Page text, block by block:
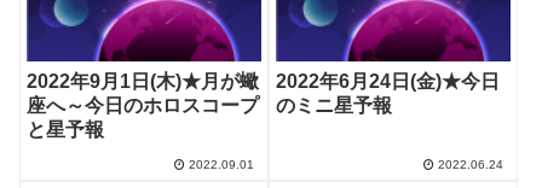
2022年9月1日(木)★月が蠍
座へ～今日のホロスコープ
と星予報
2022.09.01
2022年6月24日(金)★今日
のミニ星予報
2022.06.24